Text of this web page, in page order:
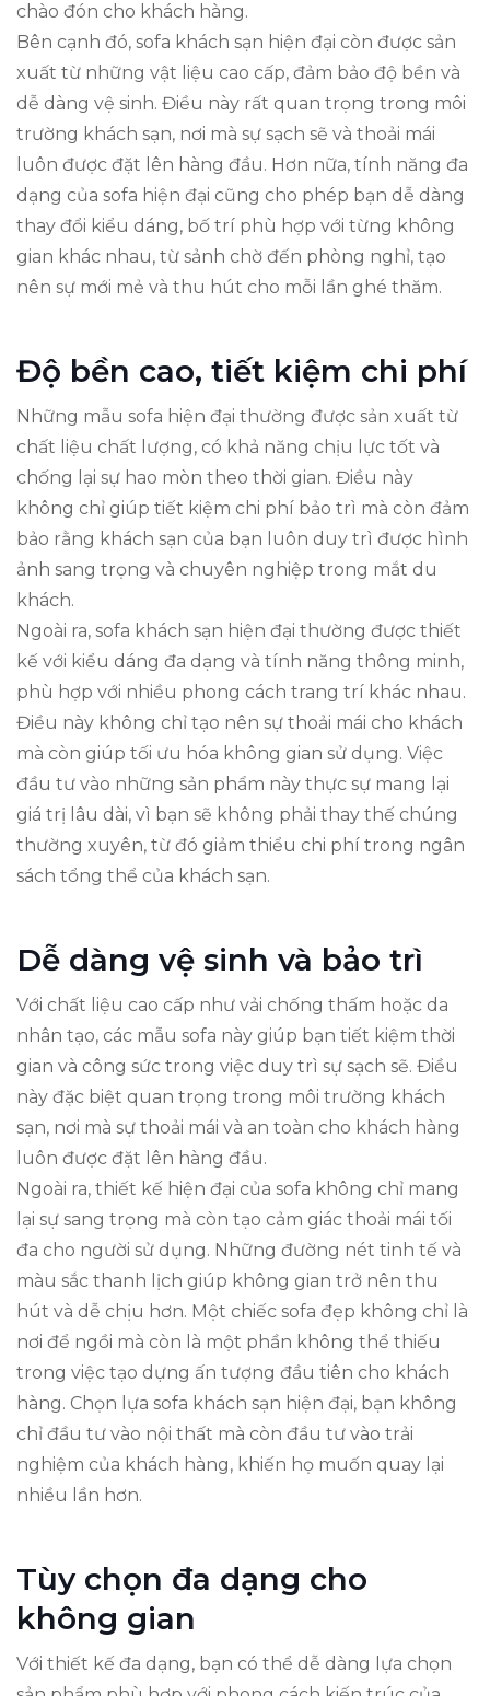
chào đón cho khách hàng.
Bên cạnh đó, sofa khách sạn hiện đại còn được sản
xuất từ những vật liệu cao cấp, đảm bảo độ bền và
dễ dàng vệ sinh. Điều này rất quan trọng trong môi
trường khách sạn, nơi mà sự sạch sẽ và thoải mái
luôn được đặt lên hàng đầu. Hơn nữa, tính năng đa
dạng của sofa hiện đại cũng cho phép bạn dễ dàng
thay đổi kiểu dáng, bố trí phù hợp với từng không
gian khác nhau, từ sảnh chờ đến phòng nghỉ, tạo
nên sự mới mẻ và thu hút cho mỗi lần ghé thăm.
Độ bền cao, tiết kiệm chi phí
Những mẫu sofa hiện đại thường được sản xuất từ
chất liệu chất lượng, có khả năng chịu lực tốt và
chống lại sự hao mòn theo thời gian. Điều này
không chỉ giúp tiết kiệm chi phí bảo trì mà còn đảm
bảo rằng khách sạn của bạn luôn duy trì được hình
ảnh sang trọng và chuyên nghiệp trong mắt du
khách.
Ngoài ra, sofa khách sạn hiện đại thường được thiết
kế với kiểu dáng đa dạng và tính năng thông minh,
phù hợp với nhiều phong cách trang trí khác nhau.
Điều này không chỉ tạo nên sự thoải mái cho khách
mà còn giúp tối ưu hóa không gian sử dụng. Việc
đầu tư vào những sản phẩm này thực sự mang lại
giá trị lâu dài, vì bạn sẽ không phải thay thế chúng
thường xuyên, từ đó giảm thiểu chi phí trong ngân
sách tổng thể của khách sạn.
Dễ dàng vệ sinh và bảo trì
Với chất liệu cao cấp như vải chống thấm hoặc da
nhân tạo, các mẫu sofa này giúp bạn tiết kiệm thời
gian và công sức trong việc duy trì sự sạch sẽ. Điều
này đặc biệt quan trọng trong môi trường khách
sạn, nơi mà sự thoải mái và an toàn cho khách hàng
luôn được đặt lên hàng đầu.
Ngoài ra, thiết kế hiện đại của sofa không chỉ mang
lại sự sang trọng mà còn tạo cảm giác thoải mái tối
đa cho người sử dụng. Những đường nét tinh tế và
màu sắc thanh lịch giúp không gian trở nên thu
hút và dễ chịu hơn. Một chiếc sofa đẹp không chỉ là
nơi để ngồi mà còn là một phần không thể thiếu
trong việc tạo dựng ấn tượng đầu tiên cho khách
hàng. Chọn lựa sofa khách sạn hiện đại, bạn không
chỉ đầu tư vào nội thất mà còn đầu tư vào trải
nghiệm của khách hàng, khiến họ muốn quay lại
nhiều lần hơn.
Tùy chọn đa dạng cho
không gian
Với thiết kế đa dạng, bạn có thể dễ dàng lựa chọn